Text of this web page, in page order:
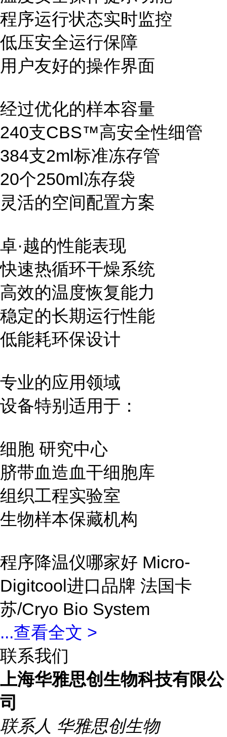
程序运行状态实时监控
低压安全运行保障
用户友好的操作界面
经过优化的样本容量
240支CBS™高安全性细管
384支2ml标准冻存管
20个250ml冻存袋
灵活的空间配置方案
卓·越的性能表现
快速热循环干燥系统
高效的温度恢复能力
稳定的长期运行性能
低能耗环保设计
专业的应用领域
设备特别适用于：
细胞 研究中心
脐带血造血干细胞库
组织工程实验室
生物样本保藏机构
程序降温仪哪家好 Micro-
Digitcool进口品牌 法国卡
苏/Cryo Bio System
...查看全文 >
联系我们
上海华雅思创生物科技有限公
司
联系人 华雅思创生物